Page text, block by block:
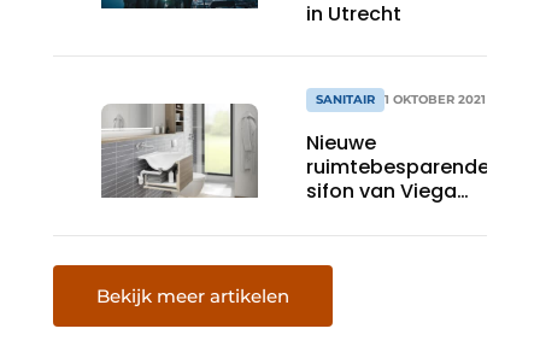
in Utrecht
SANITAIR 1 OKTOBER 2021
Nieuwe
ruimtebesparende
sifon van Viega
van onderaf
toegankelijk
Bekijk meer artikelen